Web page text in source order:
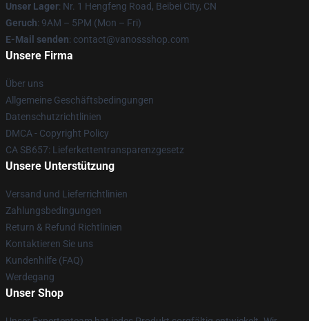
Unser Lager: Nr. 1 Hengfeng Road, Beibei City, CN
Geruch: 9AM – 5PM (Mon – Fri)
E-Mail senden: contact@vanossshop.com
Unsere Firma
Über uns
Allgemeine Geschäftsbedingungen
Datenschutzrichtlinien
DMCA - Copyright Policy
CA SB657: Lieferkettentransparenzgesetz
Unsere Unterstützung
Versand und Lieferrichtlinien
Zahlungsbedingungen
Return & Refund Richtlinien
Kontaktieren Sie uns
Kundenhilfe (FAQ)
Werdegang
Unser Shop